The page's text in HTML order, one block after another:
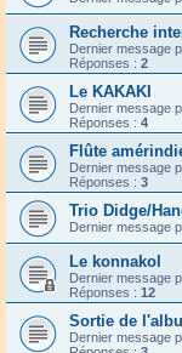
Recherche
Dernier message
Réponses : 2
Le KAKAKI
Dernier message
Réponses : 4
Flûte
Dernier message
Réponses : 3
Trio Didge/
Dernier message
Le konnakol
Dernier message
Réponses : 12
Sortie de
Dernier message